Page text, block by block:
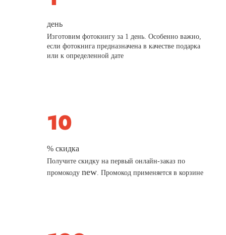
день
Изготовим фотокнигу за 1 день. Особенно важно,
если фотокнига предназначена в качестве подарка
или к определенной дате
% скидка
Получите скидку на первый онлайн-заказ по
промокодуnew. Промокод применяется в корзине